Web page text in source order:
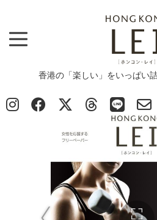
香港の「楽しい」をいっぱい
E-Magazine vol.24
E-Magazine vol.24